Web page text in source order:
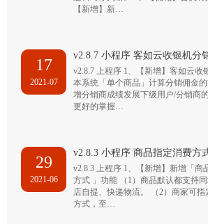
【新增】新…
17
2021-07
v2.8.7 小程序 客如云收银机分
v2.8.7 上程序 1、【新增】客如云收
本系统「单个商品」计算分销佣金
增分销商成绩发展下级用户/分销商
更好的掌握…
29
2021-06
v2.8.3 小程序 商品指定消费方
v2.8.3 上程序 1、【新增】新增「商
方式 」功能 （1）商品默认都支持
店自提、快递物流。 （2）商家可
方式，至…